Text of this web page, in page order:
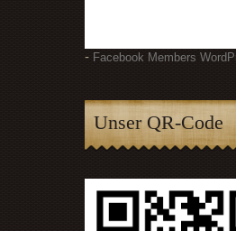
- Facebook Members
Unser QR-Code